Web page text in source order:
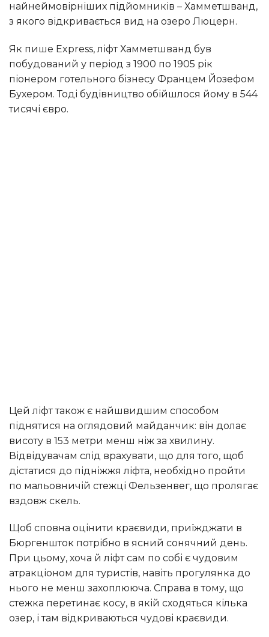
найнеймовірніших підйомників – Хамметшванд,
з якого відкривається вид на озеро Люцерн.
Як пише Еxpress, ліфт Хамметшванд був
побудований у період з 1900 по 1905 рік
піонером готельного бізнесу Францем Йозефом
Бухером. Тоді будівництво обійшлося йому в 544
тисячі євро.
Цей ліфт також є найшвидшим способом
піднятися на оглядовий майданчик: він долає
висоту в 153 метри менш ніж за хвилину.
Відвідувачам слід врахувати, що для того, щоб
дістатися до підніжжя ліфта, необхідно пройти
по мальовничій стежці Фельзенвег, що пролягає
вздовж скель.
Щоб сповна оцінити краєвиди, приїжджати в
Бюргеншток потрібно в ясний сонячний день.
При цьому, хоча й ліфт сам по собі є чудовим
атракціоном для туристів, навіть прогулянка до
нього не менш захоплююча. Справа в тому, що
стежка перетинає косу, в якій сходяться кілька
озер, і там відкриваються чудові краєвиди.